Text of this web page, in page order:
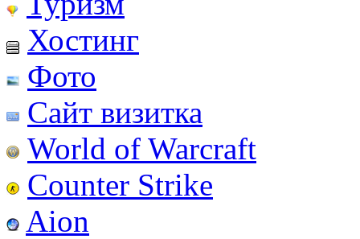
Хостинг
Фото
Сайт визитка
World of Warcraft
Counter Strike
Aion